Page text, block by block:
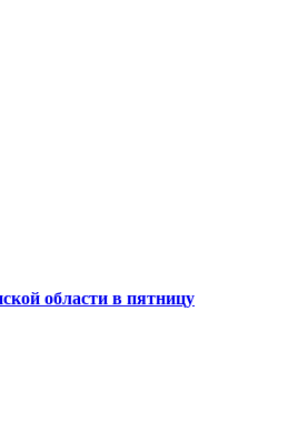
области в пятницу